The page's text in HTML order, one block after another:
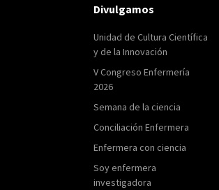
Divulgamos
Unidad de Cultura Científica
y de la Innovación
V Congreso Enfermería
2026
Semana de la ciencia
Conciliación Enfermera
Enfermera con ciencia
Soy enfermera
investigadora